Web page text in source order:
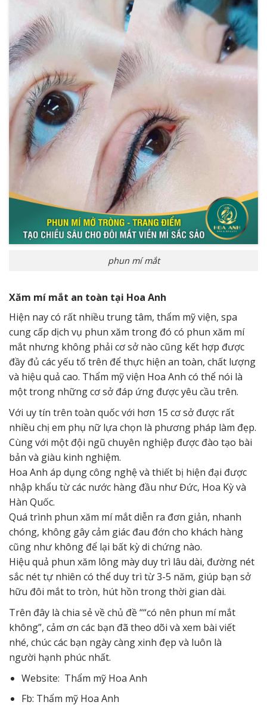
phun mí mắt
Xăm mí mắt an toàn tại Hoa Anh
Hiện nay có rất nhiều trung tâm, thẩm mỹ viện, spa
cung cấp dịch vụ phun xăm trong đó có phun xăm mí
mắt nhưng không phải cơ sở nào cũng kết hợp được
đầy đủ các yếu tố trên để thực hiện an toàn, chất lượng
và hiệu quả cao. Thẩm mỹ viện Hoa Anh có thể nói là
một trong những cơ sở đáp ứng được yêu cầu trên.
Với uy tín trên toàn quốc với hơn 15 cơ sở được rất
nhiều chị em phụ nữ lựa chọn là phương pháp làm đẹp.
Cùng với một đội ngũ chuyên nghiệp được đào tạo bài
bản và giàu kinh nghiệm.
Hoa Anh áp dụng công nghệ và thiết bị hiện đại được
nhập khẩu từ các nước hàng đầu như Đức, Hoa Kỳ và
Hàn Quốc.
Quá trình phun xăm mí mắt diễn ra đơn giản, nhanh
chóng, không gây cảm giác đau đớn cho khách hàng
cũng như không để lại bất kỳ di chứng nào.
Hiệu quả phun xăm lông mày duy trì lâu dài, đường nét
sắc nét tự nhiên có thể duy trì từ 3-5 năm, giúp bạn sở
hữu đôi mắt to tròn, hút hồn trong thời gian dài.
Trên đây là chia sẻ về chủ đề ““có nên phun mí mắt
không”, cảm ơn các bạn đã theo dõi và xem bài viết
nhé, chúc các bạn ngày càng xinh đẹp và luôn là
người hạnh phúc nhất.
Website: Thẩm mỹ Hoa Anh
Fb: Thẩm mỹ Hoa Anh